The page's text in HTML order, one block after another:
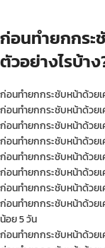
ก่อนทำยกกระ
ตัวอย่างไรบ้าง
ก่อนทำยกกระชับหน้าด้วย
ก่อนทำยกกระชับหน้าด้วย
ก่อนทำยกกระชับหน้าด้วย
ก่อนทำยกกระชับหน้าด้วย
ก่อนทำยกกระชับหน้าด้วย
ก่อนทำยกกระชับหน้าด้วย
ก่อนทำยกกระชับหน้าด้วย
ก่อนทำยกกระชับหน้าด้วย
น้อย 5 วัน
ก่อนทำยกกระชับหน้าด้วย